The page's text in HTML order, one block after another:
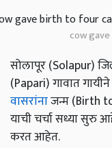
cow
सोलापूर (Solapur)
(Papari) गावात
वासरांनाजन्म (Birth
याची चर्चा सध्या सुरु
करत आहेत.